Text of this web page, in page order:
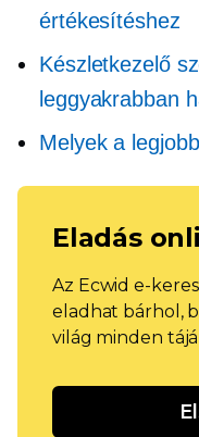
értékesítéshez
Készletkezelő
leggyakrabban
Melyek a
Eladás
Az Ecwid e-
eladhat bárhol,
világ minden